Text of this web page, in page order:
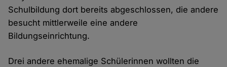
Schulbildung dort bereits abgeschlossen, die andere
besucht mittlerweile eine andere
Bildungseinrichtung.
Drei andere ehemalige Schülerinnen wollten die